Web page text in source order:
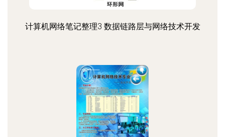
计算机网络笔记整理3 数据链路层与网络技术开发